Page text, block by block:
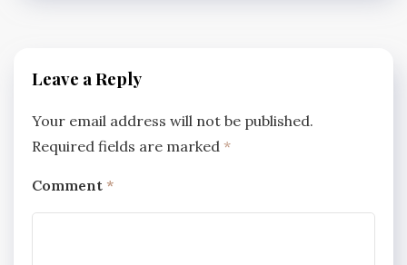
Leave a Reply
Your email address will not be published.
Required fields are marked *
Comment *